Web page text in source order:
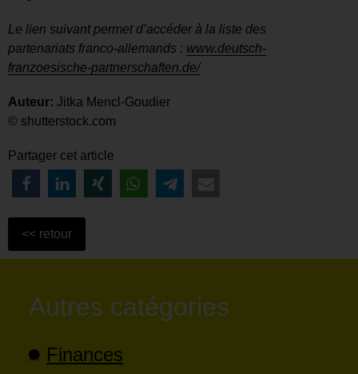
Le lien suivant permet d’accéder à la liste des
partenariats franco-allemands : www.deutsch-
franzoesische-partnerschaften.de/
Auteur: Jitka Mencl-Goudier
© shutterstock.com
Partager cet article
Autres catégories
Finances